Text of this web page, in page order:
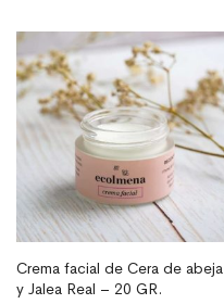
AÑADIR AL CARRITO
Crema facial de Cera de abeja
y Jalea Real – 20 GR.